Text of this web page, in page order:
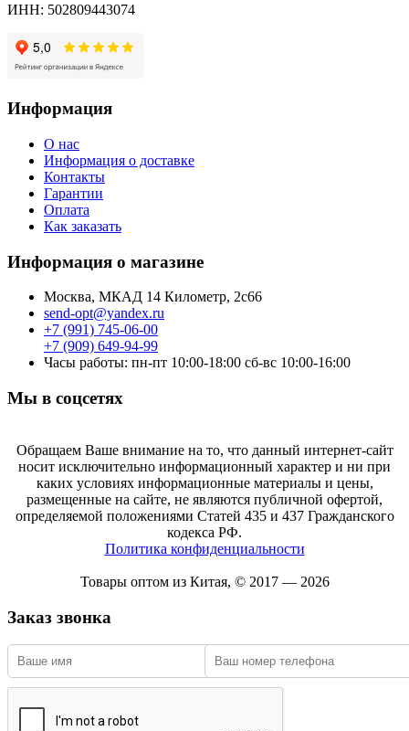
ИНН: 502809443074
Информация
О нас
Информация о доставке
Контакты
Гарантии
Оплата
Как заказать
Информация о магазине
Москва, МКАД 14 Километр, 2с66
send-opt@yandex.ru
+7 (991) 745-06-00
+7 (909) 649-94-99
Часы работы: пн-пт 10:00-18:00 сб-вс 10:00-16:00
Мы в соцсетях
Обращаем Ваше внимание на то, что данный интернет-сайт
носит исключительно информационный характер и ни при
каких условиях информационные материалы и цены,
размещенные на сайте, не являются публичной офертой,
определяемой положениями Статей 435 и 437 Гражданского
кодекса РФ.
Политика конфиденциальности
Товары оптом из Китая, © 2017 — 2026
Заказ звонка